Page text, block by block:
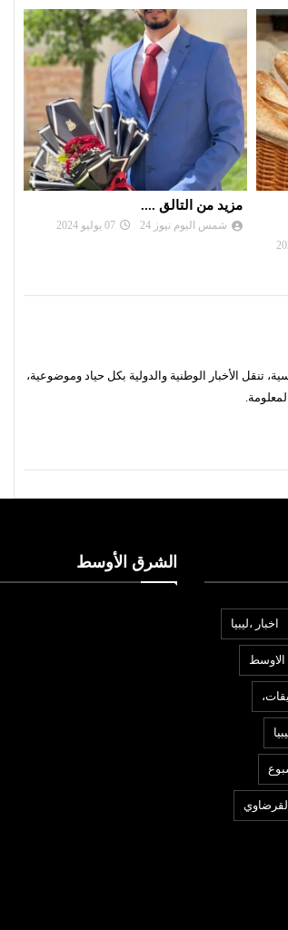
تعطل حركة قطارات الاحواز الجنوبية
شمس اليوم نيوز 24 20 مارس 2024
تنقل الأخبار الوطنية والدولية بكل حياد وموضوعية،
اخبار ،ليبيا
الشرق الأوسط